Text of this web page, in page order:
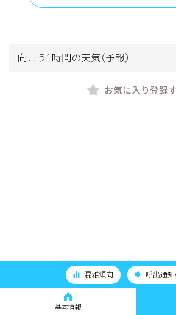
向こう1時間の天気（予報）
お気に入り登録
混雑傾向 呼出通
基本情報